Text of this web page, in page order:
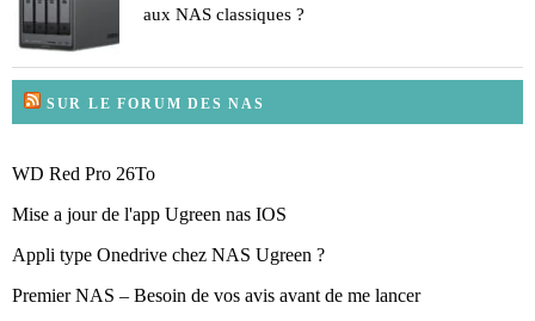
aux NAS classiques ?
SUR LE FORUM DES NAS
WD Red Pro 26To
Mise a jour de l'app Ugreen nas IOS
Appli type Onedrive chez NAS Ugreen ?
Premier NAS – Besoin de vos avis avant de me lancer